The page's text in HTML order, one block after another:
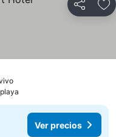
Compartir
Ver precios
Ver precios